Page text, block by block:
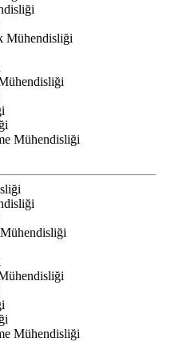
Mühendisliği
Mühendisliği
Mühendisliği